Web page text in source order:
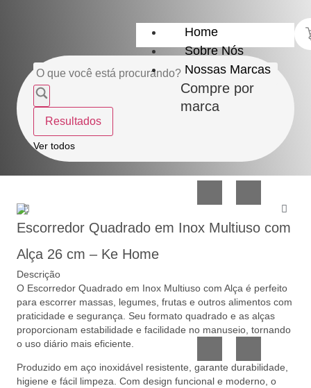
Home
Sobre Nós
Nossas Marcas
Compre por
marca
Lar
Organização
Utilidades
de
Vidro
Confeitaria
e
Presente
Resultados
Ver todos
Escorredor Quadrado em Inox Multiuso com
Alça 26 cm – Ke Home
Descrição
O Escorredor Quadrado em Inox Multiuso com Alça é perfeito
para escorrer massas, legumes, frutas e outros alimentos com
praticidade e segurança. Seu formato quadrado e as alças
proporcionam estabilidade e facilidade no manuseio, tornando
o uso diário mais eficiente.
Produzido em aço inoxidável resistente, garante durabilidade,
higiene e fácil limpeza. Com design funcional e moderno, o